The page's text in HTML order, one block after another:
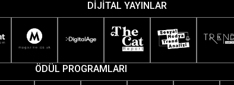
DİJİTAL YAYINLAR
ÖDÜL PROGRAMLARI